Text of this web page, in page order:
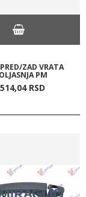
ZAD VRATA
PM
04 RSD